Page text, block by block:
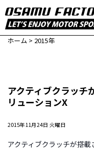
ホーム > 2015年
アクティブクラッチ
リューションX
2015年11月24日 火曜日
アクティブクラッチが搭